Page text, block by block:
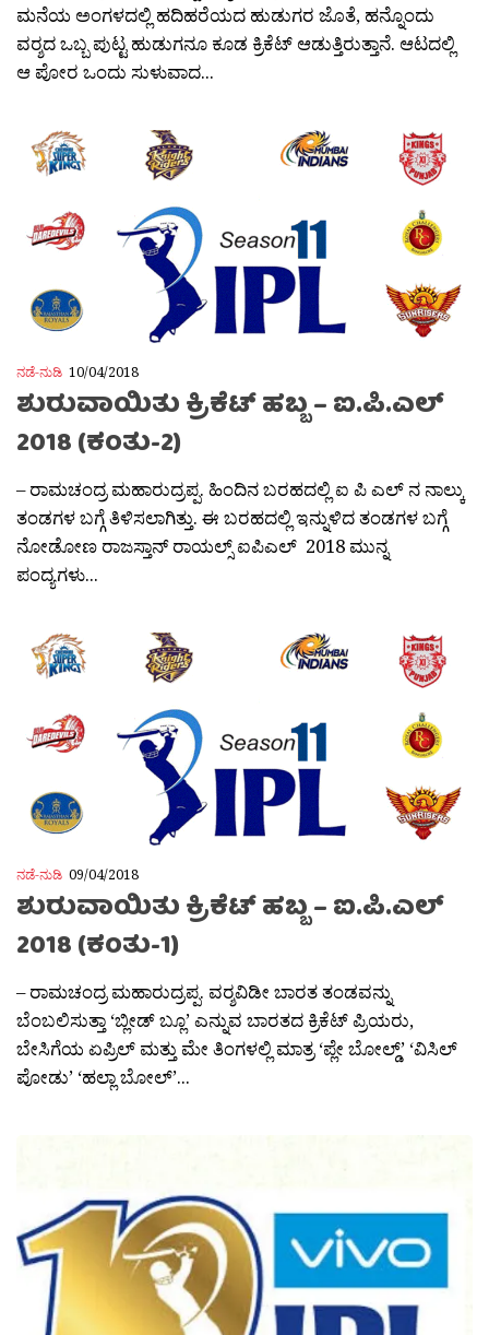
ಮನೆಯ ಅಂಗಳದಲ್ಲಿ ಹದಿಹರೆಯದ ಹುಡುಗರ ಜೊತೆ, ಹನ್ನೊಂದು
ವರ‍್ಶದ ಒಬ್ಬ ಪುಟ್ಟ ಹುಡುಗನೂ ಕೂಡ ಕ್ರಿಕೆಟ್ ಆಡುತ್ತಿರುತ್ತಾನೆ. ಆಟದಲ್ಲಿ
ಆ ಪೋರ ಒಂದು ಸುಳುವಾದ...
ನಡೆ-ನುಡಿ 10/04/2018
ಶುರುವಾಯಿತು ಕ್ರಿಕೆಟ್ ಹಬ್ಬ – ಐ.ಪಿ.ಎಲ್
2018 (ಕಂತು-2)
– ರಾಮಚಂದ್ರ ಮಹಾರುದ್ರಪ್ಪ. ಹಿಂದಿನ ಬರಹದಲ್ಲಿ ಐ ಪಿ ಎಲ್ ನ ನಾಲ್ಕು
ತಂಡಗಳ ಬಗ್ಗೆ ತಿಳಿಸಲಾಗಿತ್ತು. ಈ ಬರಹದಲ್ಲಿ ಇನ್ನುಳಿದ ತಂಡಗಳ ಬಗ್ಗೆ
ನೋಡೋಣ ರಾಜಸ್ತಾನ್ ರಾಯಲ್ಸ್ ಐಪಿಎಲ್ 2018 ಮುನ್ನ
ಪಂದ್ಯಗಳು...
ನಡೆ-ನುಡಿ 09/04/2018
ಶುರುವಾಯಿತು ಕ್ರಿಕೆಟ್ ಹಬ್ಬ – ಐ.ಪಿ.ಎಲ್
2018 (ಕಂತು-1)
– ರಾಮಚಂದ್ರ ಮಹಾರುದ್ರಪ್ಪ. ವರ‍್ಶವಿಡೀ ಬಾರತ ತಂಡವನ್ನು
ಬೆಂಬಲಿಸುತ್ತಾ ‘ಬ್ಲೀಡ್ ಬ್ಲೂ’ ಎನ್ನುವ ಬಾರತದ ಕ್ರಿಕೆಟ್ ಪ್ರಿಯರು,
ಬೇಸಿಗೆಯ ಏಪ್ರಿಲ್ ಮತ್ತು ಮೇ ತಿಂಗಳಲ್ಲಿ ಮಾತ್ರ ‘ಪ್ಲೇ ಬೋಲ್ಡ್’ ‘ವಿಸಿಲ್
ಪೋಡು’ ‘ಹಲ್ಲಾ ಬೋಲ್’...